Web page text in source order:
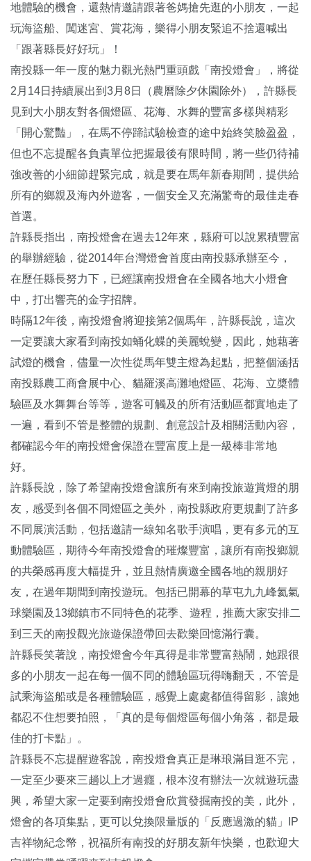
地體驗的機會，還熱情邀請跟著爸媽搶先逛的小朋友，一起
玩海盜船、闖迷宮、賞花海，樂得小朋友緊追不捨還喊出
「跟著縣長好好玩」！
南投縣一年一度的魅力觀光熱門重頭戲「南投燈會」，將從
2月14日持續展出到3月8日（農曆除夕休園除外），許縣長
見到大小朋友對各個燈區、花海、水舞的豐富多樣與精彩
「開心驚豔」，在馬不停蹄試驗檢查的途中始終笑臉盈盈，
但也不忘提醒各負責單位把握最後有限時間，將一些仍待補
強改善的小細節趕緊完成，就是要在馬年新春期間，提供給
所有的鄉親及海內外遊客，一個安全又充滿驚奇的最佳走春
首選。
許縣長指出，南投燈會在過去12年來，縣府可以說累積豐富
的舉辦經驗，從2014年台灣燈會首度由南投縣承辦至今，
在歷任縣長努力下，已經讓南投燈會在全國各地大小燈會
中，打出響亮的金字招牌。
時隔12年後，南投燈會將迎接第2個馬年，許縣長說，這次
一定要讓大家看到南投如蛹化蝶的美麗蛻變，因此，她藉著
試燈的機會，儘量一次性從馬年雙主燈為起點，把整個涵括
南投縣農工商會展中心、貓羅溪高灘地燈區、花海、立槳體
驗區及水舞舞台等等，遊客可觸及的所有活動區都實地走了
一遍，看到不管是整體的規劃、創意設計及相關活動內容，
都確認今年的南投燈會保證在豐富度上是一級棒非常地
好。
許縣長說，除了希望南投燈會讓所有來到南投旅遊賞燈的朋
友，感受到各個不同燈區之美外，南投縣政府更規劃了許多
不同展演活動，包括邀請一線知名歌手演唱，更有多元的互
動體驗區，期待今年南投燈會的璀燦豐富，讓所有南投鄉親
的共榮感再度大幅提升，並且熱情廣邀全國各地的親朋好
友，在過年期間到南投遊玩。包括已開幕的草屯九九峰氦氣
球樂園及13鄉鎮市不同特色的花季、遊程，推薦大家安排二
到三天的南投觀光旅遊保證帶回去歡樂回憶滿行囊。
許縣長笑著說，南投燈會今年真得是非常豐富熱鬧，她跟很
多的小朋友一起在每一個不同的體驗區玩得嗨翻天，不管是
試乘海盜船或是各種體驗區，感覺上處處都值得留影，讓她
都忍不住想要拍照，「真的是每個燈區每個小角落，都是最
佳的打卡點」。
許縣長不忘提醒遊客說，南投燈會真正是琳琅滿目逛不完，
一定至少要來三趟以上才過癮，根本沒有辦法一次就遊玩盡
興，希望大家一定要到南投燈會欣賞發掘南投的美，此外，
燈會的各項集點，更可以兌換限量版的「反應過激的貓」IP
吉祥物紀念幣，祝福所有南投的好朋友新年快樂，也歡迎大